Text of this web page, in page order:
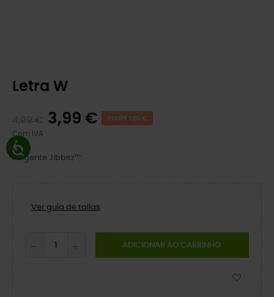
Letra W
3,99 € POUPE 1,00 €
Com IVA
Pingente Jibbitz™.
Ver guía de tallas
ADICIONAR AO CARRINHO